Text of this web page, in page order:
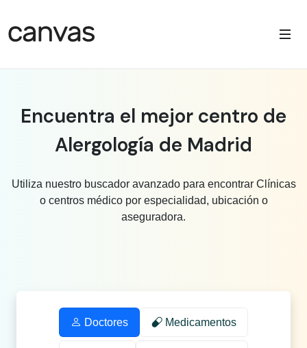
Encuentra el mejor centro de
Alergología de Madrid
Utiliza nuestro buscador avanzado para encontrar Clínicas
o centros médico por especialidad, ubicación o
aseguradora.
Doctores Medicamentos